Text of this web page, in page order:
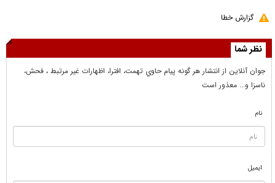
گزارش خطا
نظر شما
جوان آنلاين از انتشار هر گونه پيام حاوي تهمت، افترا، اظهارات غير مرتبط ، فحش،
ناسزا و... معذور است
نام
ایمیل